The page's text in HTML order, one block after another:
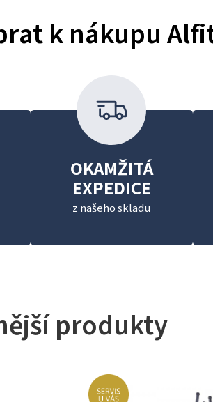
k nákupu
OKAMŽITÁ
EXPEDICE
z našeho skladu
produkty